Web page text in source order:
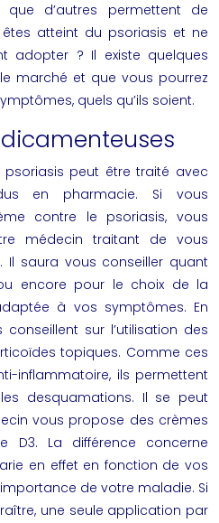
d’autres permettent de
atteint du psoriasis et ne
adopter ? Il existe quelques
marché et que vous pourrez
quels qu’ils soient.
peut être traité avec
en pharmacie. Si vous
contre le psoriasis, vous
médecin traitant de vous
Il saura vous conseiller quant
encore pour le choix de la
à vos symptômes. En
conseillent sur l’utilisation des
topiques. Comme ces
inflammatoire, ils permettent
desquamations. Il se peut
vous propose des crèmes
D3. La différence concerne
en effet en fonction de vos
de votre maladie. Si
une seule application par